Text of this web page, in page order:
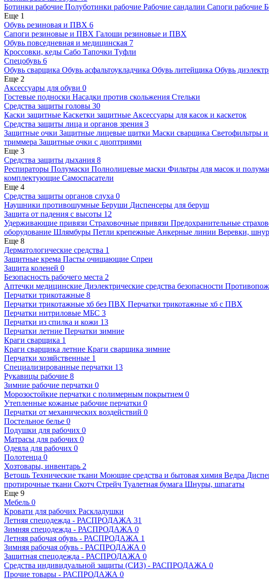
Ботинки рабочие Полуботинки рабочие Рабочие сандалии Сапоги рабочие
Еще 1
Обувь резиновая и ПВХ 6
Сапоги резиновые и ПВХ Галоши резиновые и ПВХ
Обувь повседневная и медицинская 7
Кроссовки, кеды Сабо Тапочки Туфли
Спецобувь 6
Обувь сварщика Обувь асфальтоукладчика Обувь литейщика Обувь
Еще 2
Аксессуары для обуви 0
Гостевые подноски Насадки против скольжения Стельки
Средства защиты головы 30
Каски защитные Каскетки защитные Аксессуары для касок и каскеток
Средства защиты лица и органов зрения 3
Защитные очки Защитные лицевые щитки Маски сварщика Светофильтры и
триммера Защитные очки с диоптриями
Еще 3
Средства защиты дыхания 8
Респираторы Полумаски Полнолицевые маски Фильтры для масок и
комплектующие Самоспасатели
Еще 4
Средства защиты органов слуха 0
Наушники противошумные Беруши Диспенсеры для беруш
Защита от падения с высоты 12
Удерживающие привязи Страховочные привязи Предохранительные
оборудование Шлямбуры Петли крепежные Анкерные линии Веревки,
Еще 8
Дерматологические средства 1
Защитные крема Пасты очищающие Спреи
Защита коленей 0
Безопасность рабочего места 2
Аптечки медицинские Диэлектрические средства безопасности
Перчатки трикотажные 8
Перчатки трикотажные хб без ПВХ Перчатки трикотажные хб с ПВХ
Перчатки нитриловые МБС 3
Перчатки из спилка и кожи 13
Перчатки летние Перчатки зимние
Краги сварщика 1
Краги сварщика летние Краги сварщика зимние
Перчатки хозяйственные 1
Специализированные перчатки 13
Рукавицы рабочие 8
Зимние рабочие перчатки 0
Морозостойкие перчатки с полимерным покрытием 0
Утепленные кожаные рабочие перчатки 0
Перчатки от механических воздействий 0
Постельное белье 0
Подушки для рабочих 0
Матрасы для рабочих 0
Одеяла для рабочих 0
Полотенца 0
Хозтовары, инвентарь 2
Ветошь Технические ткани Моющие средства и бытовая химия Ведра
протирочные ткани Скотч Стрейч Туалетная бумага Шнуры, шпагаты
Еще 9
Мебель 0
Кровати для рабочих Раскладушки
Летняя спецодежда - РАСПРОДАЖА 31
Зимняя спецодежда - РАСПРОДАЖА 0
Летняя рабочая обувь - РАСПРОДАЖА 1
Зимняя рабочая обувь - РАСПРОДАЖА 0
Защитная спецодежда - РАСПРОДАЖА 0
Средства индивидуальной защиты (СИЗ) - РАСПРОДАЖА 0
Прочие товары - РАСПРОДАЖА 0